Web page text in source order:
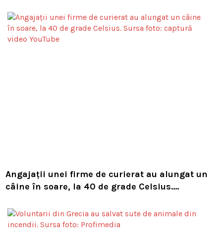
Angajații unei firme de curierat au alungat un
câine în soare, la 40 de grade Celsius.